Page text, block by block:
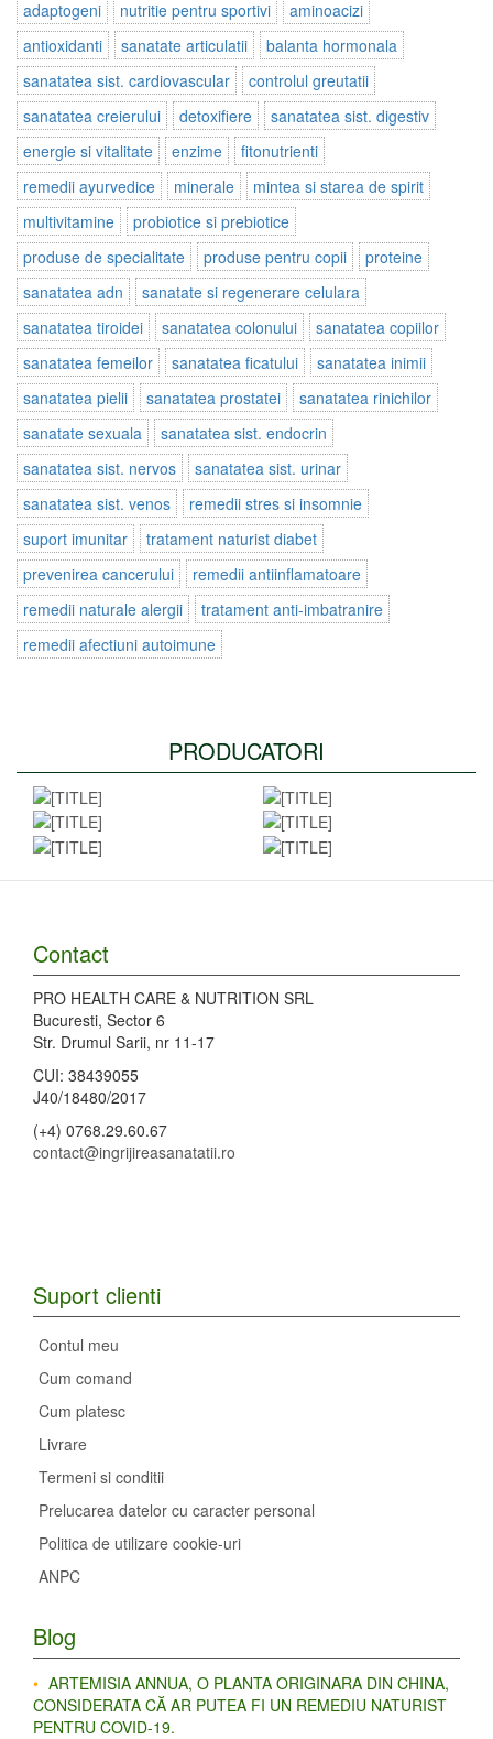
adaptogeni nutritie pentru sportivi
aminoacizi
antioxidanti
sanatate articulatii
balanta hormonala
sanatatea sist. cardiovascular
controlul greutatii
sanatatea creierului
detoxifiere
sanatatea sist. digestiv
energie si vitalitate
enzime
fitonutrienti
remedii ayurvedice
minerale
mintea si starea de spirit
multivitamine
probiotice si prebiotice
produse de specialitate
produse pentru copii
proteine
sanatatea adn
sanatate si regenerare celulara
sanatatea tiroidei
sanatatea colonului
sanatatea copiilor
sanatatea femeilor
sanatatea ficatului
sanatatea inimii
sanatatea pielii
sanatatea prostatei
sanatatea rinichilor
sanatate sexuala
sanatatea sist. endocrin
sanatatea sist. nervos
sanatatea sist. urinar
sanatatea sist. venos
remedii stres si insomnie
suport imunitar
tratament naturist diabet
prevenirea cancerului
remedii antiinflamatoare
remedii naturale alergii
tratament anti-imbatranire
remedii afectiuni autoimune
PRODUCATORI
Contact
PRO HEALTH CARE & NUTRITION SRL
Bucuresti, Sector 6
Str. Drumul Sarii, nr 11-17
CUI: 38439055
J40/18480/2017
(+4) 0768.29.60.67
contact@ingrijireasanatatii.ro
Suport clienti
Contul meu
Cum comand
Cum platesc
Livrare
Termeni si conditii
Prelucarea datelor cu caracter personal
Politica de utilizare cookie-uri
ANPC
Blog
ARTEMISIA ANNUA, O PLANTA ORIGINARA DIN CHINA,
CONSIDERATA CĂ AR PUTEA FI UN REMEDIU NATURIST
PENTRU COVID-19.